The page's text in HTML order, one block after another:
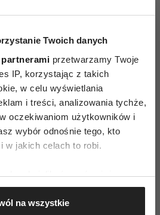
Twoich danych
partnerami przetwarzamy Twoje
IP, korzystając z takich
w celu wyświetlania
i treści, analizowania tychże,
oczekiwaniom użytkowników i
wybór odnośnie tego, kto
w jakich celach to robi.
chcielibyśmy również:
dotyczące Twojej lokalizacji
nawet do kilku metrów
na wszystkie